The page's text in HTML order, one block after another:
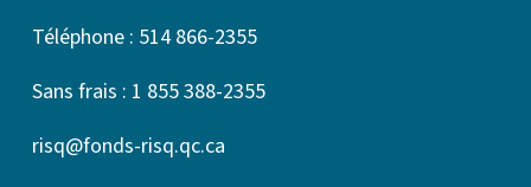
Téléphone : 514 866-2355
Sans frais : 1 855 388-2355
risq@fonds-risq.qc.ca